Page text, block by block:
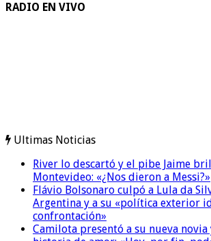
RADIO EN VIVO
Ultimas Noticias
River lo descartó y el pibe Jaime
Montevideo: «¿Nos dieron a Messi?»
Flávio Bolsonaro culpó a Lula da
Argentina y a su «política exterior
confrontación»
Camilota presentó a su nueva novia